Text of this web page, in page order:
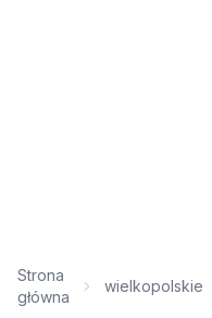
Strona
główna
wielkopolskie